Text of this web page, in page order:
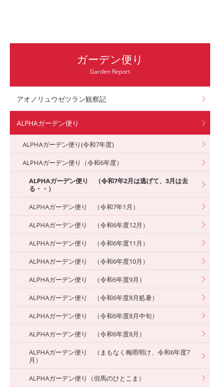
ガーデン便り
Garden Report
アオノリュウゼツラン観察記
ALPHAガーデン便り
ALPHAガーデン便り(令和7年度)
ALPHAガーデン便り（令和6年度）
ALPHAガーデン便り （令和7年2月は逃げて、3月は去
る・・）
ALPHAガーデン便り （令和7年1月）
ALPHAガーデン便り （令和6年度12月）
ALPHAガーデン便り （令和6年度11月）
ALPHAガーデン便り （令和6年度10月）
ALPHAガーデン便り （令和6年度9月）
ALPHAガーデン便り （令和6年度8月処暑）
ALPHAガーデン便り （令和6年度8月中旬）
ALPHAガーデン便り （令和6年度8月）
ALPHAガーデン便り （まもなく梅雨明け、令和6年度7
月）
ALPHAガーデン便り（但馬のひとこま）